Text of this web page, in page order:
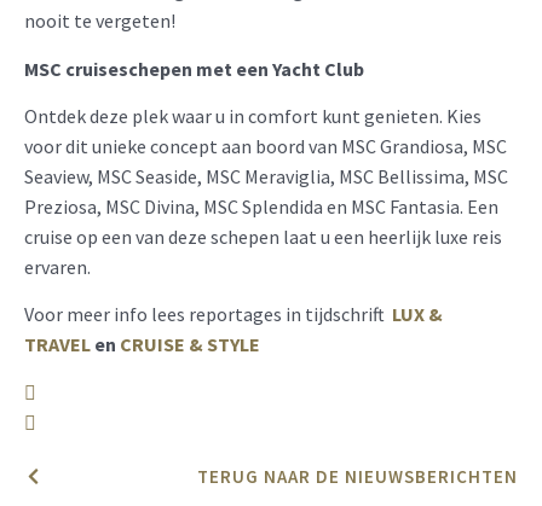
nooit te vergeten!
MSC cruiseschepen met een Yacht Club
Ontdek deze plek waar u in comfort kunt genieten. Kies
voor dit unieke concept aan boord van MSC Grandiosa, MSC
Seaview, MSC Seaside, MSC Meraviglia, MSC Bellissima, MSC
Preziosa, MSC Divina, MSC Splendida en MSC Fantasia. Een
cruise op een van deze schepen laat u een heerlijk luxe reis
ervaren.
Voor meer info lees reportages in tijdschrift LUX &
TRAVEL en CRUISE & STYLE
TERUG NAAR DE NIEUWSBERICHTEN